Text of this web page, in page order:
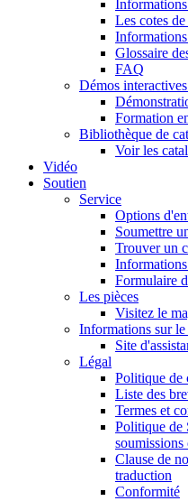
Les cotes
Glossaire
FAQ
Démos
Formation
Bibliothèque de
Voir les
Vidéo
Soutien
Service
Options
Soumettre
Trouver un
Formulaire
Les pièces
Visitez le
Informations sur
Site
Légal
Politique de
Liste des
Termes et
Politique de
soumissions
Clause de
traduction
Conformité